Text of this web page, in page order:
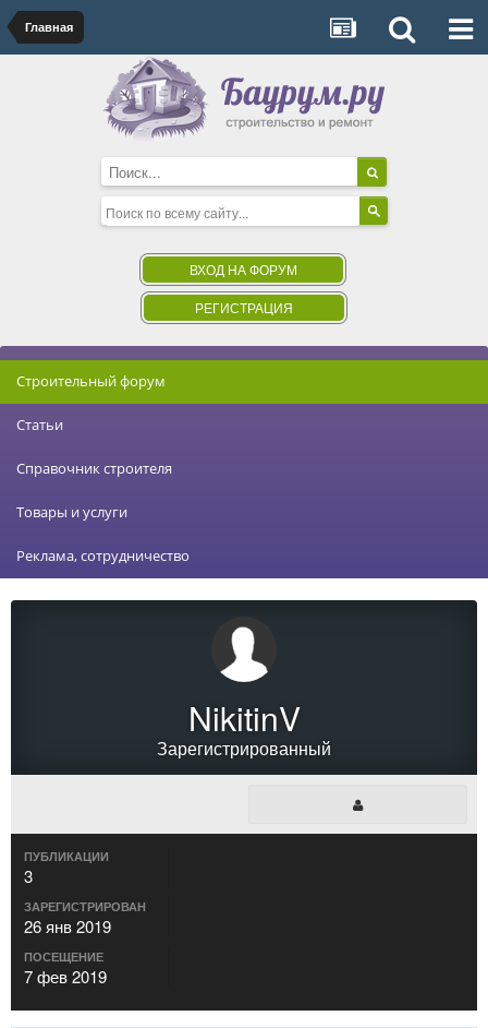
Главная
ВХОД НА ФОРУМ
РЕГИСТРАЦИЯ
Строительный форум
Статьи
Справочник строителя
Товары и услуги
Реклама, сотрудничество
NikitinV
Зарегистрированный
ПУБЛИКАЦИИ
3
ЗАРЕГИСТРИРОВАН
26 янв 2019
ПОСЕЩЕНИЕ
7 фев 2019